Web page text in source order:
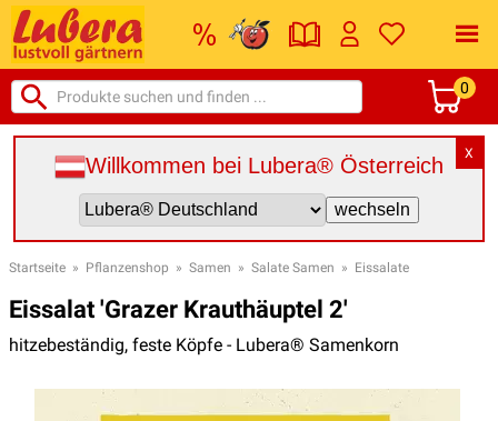
0
X
Willkommen bei Lubera® Österreich
Startseite » Pflanzenshop » Samen » Salate Samen » Eissalate
Eissalat 'Grazer Krauthäuptel 2'
hitzebeständig, feste Köpfe - Lubera® Samenkorn